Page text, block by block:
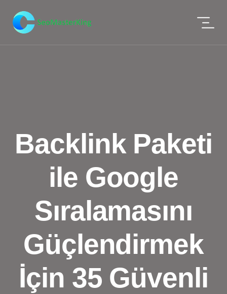
Backlink Paketi
ile Google
Sıralamasını
Güçlendirmek
İçin 35 Güvenli